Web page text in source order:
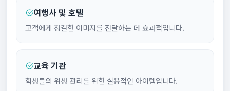
여행사 및 호텔
고객에게 청결한 이미지를 전달하는 데 효과적입니다.
교육 기관
학생들의 위생 관리를 위한 실용적인 아이템입니다.